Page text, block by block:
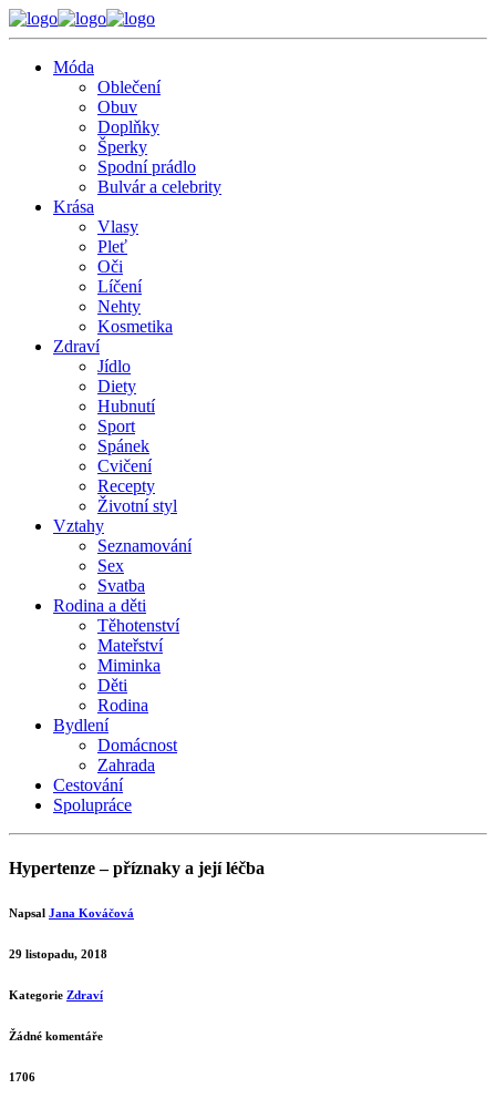
Móda
Oblečení
Obuv
Doplňky
Šperky
Spodní prádlo
Bulvár a celebrity
Krása
Vlasy
Pleť
Oči
Líčení
Nehty
Kosmetika
Zdraví
Jídlo
Diety
Hubnutí
Sport
Spánek
Cvičení
Recepty
Životní styl
Vztahy
Seznamování
Sex
Svatba
Rodina a děti
Těhotenství
Mateřství
Miminka
Děti
Rodina
Bydlení
Domácnost
Zahrada
Cestování
Spolupráce
Hypertenze – příznaky a její léčba
Napsal Jana Kováčová
29 listopadu, 2018
Kategorie Zdraví
Žádné komentáře
1706